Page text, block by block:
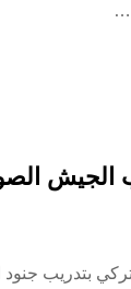
الجيش
بتدريب